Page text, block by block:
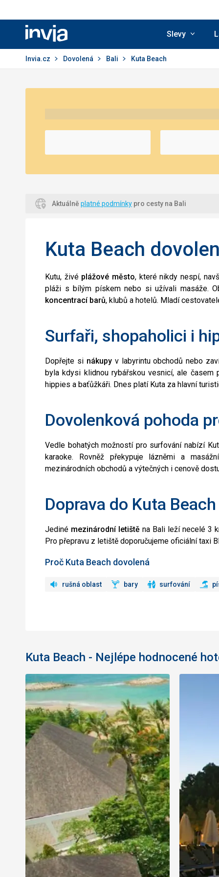
Invia.cz
Slevy
Invia.cz Dovolená Bali Kuta Beach
Aktuálně platné podmínky pro cesty na Bali
Kuta Beach
Kutu, živé plážové město, které nikdy nespí,
pláži s bílým pískem nebo si užívali masáže.
koncentrací barů, klubů a hotelů. Mladí
Surfaři, shopaholici i
Dopřejte si nákupyv labyrintu obchodů nebo
byla kdysi klidnou rybářskou vesnicí, ale časem
hippies a baťůžkáři. Dnes platí Kuta za hlavní
Dovolenková pohoda
Vedle bohatých možností pro surfování nabízí
karaoke. Rovněž překypuje lázněmi a
mezinárodních obchodů a výtečných i cenově
Doprava do Kuta Beach
Jediné mezinárodní letiště na Bali leží necelé 3
Pro přepravu z letiště doporučujeme oficiální taxi
Proč Kuta Beach dovolená
rušná oblast bary surfování
Kuta Beach - Nejlépe hodnocené